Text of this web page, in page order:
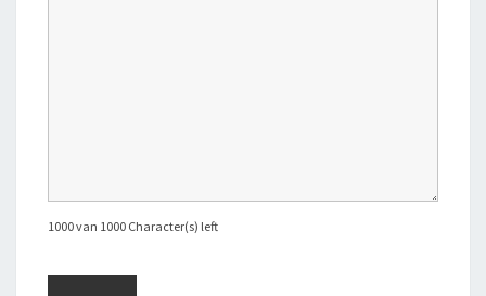
1000 van 1000 Character(s) left